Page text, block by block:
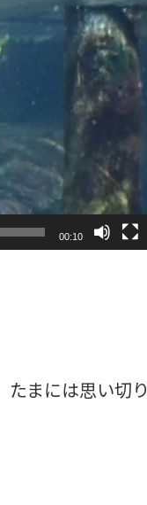
00:10
まには思い切り